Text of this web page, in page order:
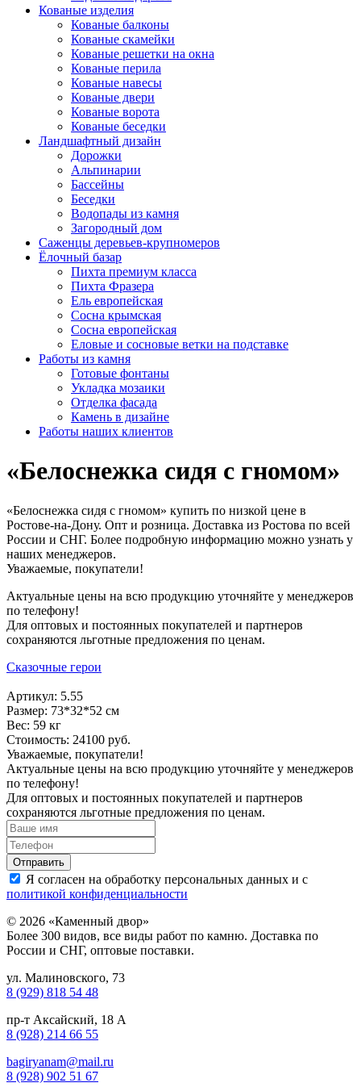
Кованые изделия
Кованые балконы
Кованые скамейки
Кованые решетки на окна
Кованые перила
Кованые навесы
Кованые двери
Кованые ворота
Кованые беседки
Ландшафтный дизайн
Дорожки
Альпинарии
Бассейны
Беседки
Водопады из камня
Загородный дом
Саженцы деревьев-крупномеров
Ёлочный базар
Пихта премиум класса
Пихта Фразера
Ель европейская
Сосна крымская
Сосна европейская
Еловые и сосновые ветки на подставке
Работы из камня
Готовые фонтаны
Укладка мозаики
Отделка фасада
Камень в дизайне
Работы наших клиентов
«Белоснежка сидя с гномом»
«Белоснежка сидя с гномом» купить по низкой цене в
Ростове-на-Дону. Опт и розница. Доставка из Ростова по всей
России и СНГ. Более подробную информацию можно узнать у
наших менеджеров.
Уважаемые, покупатели!
Актуальные цены на всю продукцию уточняйте у менеджеров
по телефону!
Для оптовых и постоянных покупателей и партнеров
сохраняются льготные предложения по ценам.
Сказочные герои
Артикул: 5.55
Размер: 73*32*52 см
Вес: 59 кг
Стоимость: 24100 руб.
Уважаемые, покупатели!
Актуальные цены на всю продукцию уточняйте у менеджеров
по телефону!
Для оптовых и постоянных покупателей и партнеров
сохраняются льготные предложения по ценам.
Я согласен на обработку персональных данных и с
политикой конфиденциальности
© 2026 «Каменный двор»
Более 300 видов, все виды работ по камню. Доставка по
России и СНГ, оптовые поставки.
ул. Малиновского, 73
8 (929) 818 54 48
пр-т Аксайский, 18 А
8 (928) 214 66 55
bagiryanam@mail.ru
8 (928) 902 51 67